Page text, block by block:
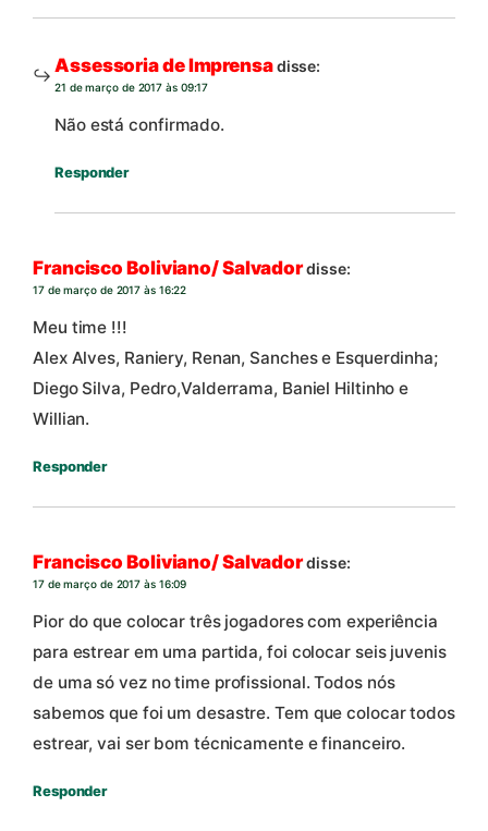
Assessoria de Imprensadisse:
21 de março de 2017 às 09:17
Não está confirmado.
Responder
Francisco Boliviano/ Salvadordisse:
17 de março de 2017 às 16:22
Meu time !!!
Alex Alves, Raniery, Renan, Sanches e Esquerdinha;
Diego Silva, Pedro,Valderrama, Baniel Hiltinho e
Willian.
Responder
Francisco Boliviano/ Salvadordisse:
17 de março de 2017 às 16:09
Pior do que colocar três jogadores com experiência
para estrear em uma partida, foi colocar seis juvenis
de uma só vez no time profissional. Todos nós
sabemos que foi um desastre. Tem que colocar todos
estrear, vai ser bom técnicamente e financeiro.
Responder